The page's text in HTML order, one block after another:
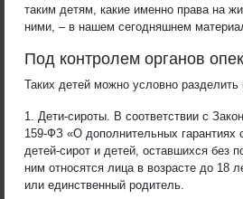
таким детям, какие именно права на
ними, – в нашем сегодняшнем
Под контролем органов
Таких детей можно условно разделить
1. Дети-сироты. В соответствии с
159-ФЗ «О дополнительных гарантиях
детей-сирот и детей, оставшихся без
ним относятся лица в возрасте до 18
или единственный родитель.